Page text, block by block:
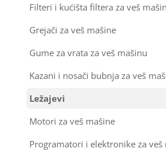
Filteri i kućišta filtera za veš
Grejači za veš mašine
Gume za vrata za veš mašinu
Kazani i nosači bubnja za veš
Ležajevi
Motori za veš mašine
Programatori i elektronike za veš